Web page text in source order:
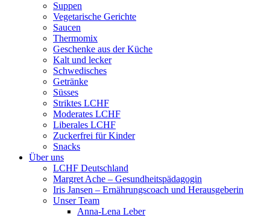
Suppen
Vegetarische Gerichte
Saucen
Thermomix
Geschenke aus der Küche
Kalt und lecker
Schwedisches
Getränke
Süsses
Striktes LCHF
Moderates LCHF
Liberales LCHF
Zuckerfrei für Kinder
Snacks
Über uns
LCHF Deutschland
Margret Ache – Gesundheitspädagogin
Iris Jansen – Ernährungscoach und Herausgeberin
Unser Team
Anna-Lena Leber